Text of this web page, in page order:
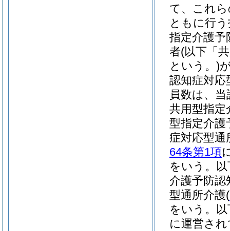
て、これ
ともに行
指定介護予
者(以下「
という。)
認知症対応
員数は、
共用型指定
型指定介護
症対応型通
64条第1項
をいう。
介護予防認
型通所介護(
をいう。
に運営さ